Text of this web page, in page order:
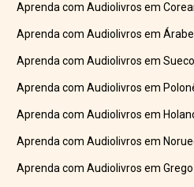
Aprenda com Audiolivros em
Aprenda com Audiolivros em Árabe
Aprenda com Audiolivros em Sueco
Aprenda com Audiolivros em
Aprenda com Audiolivros em
Aprenda com Audiolivros em
Aprenda com Audiolivros em Grego